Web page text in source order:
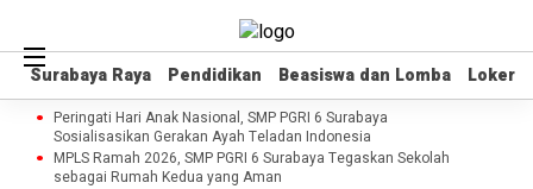
Surabaya Raya Pendidikan Beasiswa dan Lomba Loker
Surabaya Raya Pendidikan Beasiswa dan Lomba Loker
Peringati Hari Anak Nasional, SMP PGRI 6 Surabaya
Sosialisasikan Gerakan Ayah Teladan Indonesia
MPLS Ramah 2026, SMP PGRI 6 Surabaya Tegaskan Sekolah
sebagai Rumah Kedua yang Aman